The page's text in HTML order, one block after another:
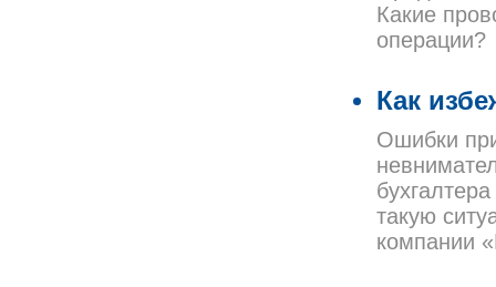
Какие
операции?
Как
Ошибки
такую
компании